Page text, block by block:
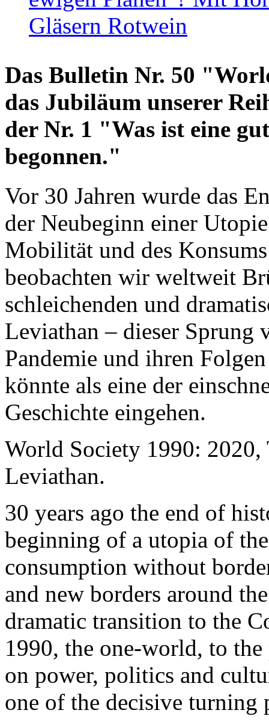
Gläsern Rotwein
Das Bulletin Nr. 50
das Jubiläum unserer
der Nr. 1 "Was ist eine
begonnen."
Vor 30 Jahren wurde das
der Neubeginn einer
Mobilität und des
beobachten wir weltweit
schleichenden und
Leviathan – dieser Sprung
Pandemie und ihren
könnte als eine der
Geschichte eingehen.
World Society 1990: 2020,
Leviathan.
30 years ago the end of
beginning of a utopia of
consumption without
and new borders around
dramatic transition to the
1990, the one-world, to the
on power, politics and
one of the decisive turning